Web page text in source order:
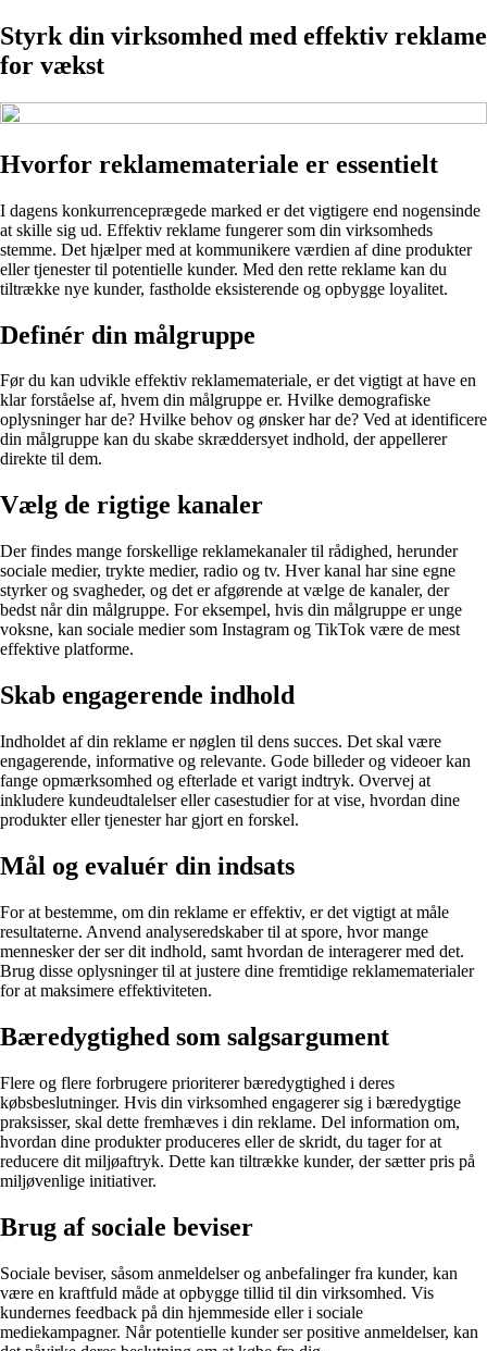
Styrk din virksomhed med effektiv reklame
for vækst
Hvorfor reklamemateriale er essentielt
I dagens konkurrenceprægede marked er det vigtigere end nogensinde
at skille sig ud. Effektiv reklame fungerer som din virksomheds
stemme. Det hjælper med at kommunikere værdien af dine produkter
eller tjenester til potentielle kunder. Med den rette reklame kan du
tiltrække nye kunder, fastholde eksisterende og opbygge loyalitet.
Definér din målgruppe
Før du kan udvikle effektiv reklamemateriale, er det vigtigt at have en
klar forståelse af, hvem din målgruppe er. Hvilke demografiske
oplysninger har de? Hvilke behov og ønsker har de? Ved at identificere
din målgruppe kan du skabe skræddersyet indhold, der appellerer
direkte til dem.
Vælg de rigtige kanaler
Der findes mange forskellige reklamekanaler til rådighed, herunder
sociale medier, trykte medier, radio og tv. Hver kanal har sine egne
styrker og svagheder, og det er afgørende at vælge de kanaler, der
bedst når din målgruppe. For eksempel, hvis din målgruppe er unge
voksne, kan sociale medier som Instagram og TikTok være de mest
effektive platforme.
Skab engagerende indhold
Indholdet af din reklame er nøglen til dens succes. Det skal være
engagerende, informative og relevante. Gode billeder og videoer kan
fange opmærksomhed og efterlade et varigt indtryk. Overvej at
inkludere kundeudtalelser eller casestudier for at vise, hvordan dine
produkter eller tjenester har gjort en forskel.
Mål og evaluér din indsats
For at bestemme, om din reklame er effektiv, er det vigtigt at måle
resultaterne. Anvend analyseredskaber til at spore, hvor mange
mennesker der ser dit indhold, samt hvordan de interagerer med det.
Brug disse oplysninger til at justere dine fremtidige reklamematerialer
for at maksimere effektiviteten.
Bæredygtighed som salgsargument
Flere og flere forbrugere prioriterer bæredygtighed i deres
købsbeslutninger. Hvis din virksomhed engagerer sig i bæredygtige
praksisser, skal dette fremhæves i din reklame. Del information om,
hvordan dine produkter produceres eller de skridt, du tager for at
reducere dit miljøaftryk. Dette kan tiltrække kunder, der sætter pris på
miljøvenlige initiativer.
Brug af sociale beviser
Sociale beviser, såsom anmeldelser og anbefalinger fra kunder, kan
være en kraftfuld måde at opbygge tillid til din virksomhed. Vis
kundernes feedback på din hjemmeside eller i sociale
mediekampagner. Når potentielle kunder ser positive anmeldelser, kan